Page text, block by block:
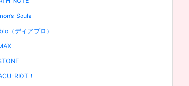
Souls
（ディアブロ）
RIOT！